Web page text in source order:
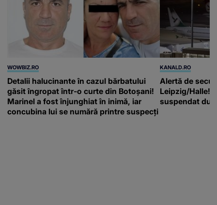
WOWBIZ.RO
Detalii halucinante în cazul bărbatului
găsit îngropat într-o curte din Botoșani!
Marinel a fost înjunghiat în inimă, iar
concubina lui se numără printre suspecți
KANALD.RO
Alertă de
Leipzig/Halle!
suspendat